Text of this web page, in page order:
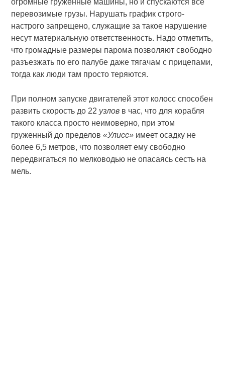
перевозимые грузы. Нарушать график строго-
настрого запрещено, служащие за такое нарушение
несут материальную ответственность. Надо отметить,
что громадные размеры парома позволяют свободно
разъезжать по его палубе даже тягачам с прицепами,
тогда как люди там просто теряются.
При полном запуске двигателей этот колосс способен
развить скорость до 22 узлов в час, что для корабля
такого класса просто неимоверно, при этом
груженный до пределов«Улисс» имеет осадку не
более 6,5 метров, что позволяет ему свободно
передвигаться по мелководью не опасаясь сесть на
мель.